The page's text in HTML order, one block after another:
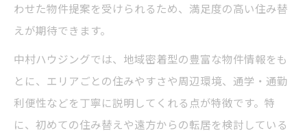
住み替え成功のカギは中村ハウジングにあ
徳島の賃貸・売買物件最新動向と中村ハウ
ジング
わせた物件提案を受けられるため、満足度の高い住み替
えが期待できます。
中村ハウジングでは、地域密着型の豊富な物件情報をも
とに、エリアごとの住みやすさや周辺環境、通学・通勤
利便性などを丁寧に説明してくれる点が特徴です。特
に、初めての住み替えや遠方からの転居を検討している